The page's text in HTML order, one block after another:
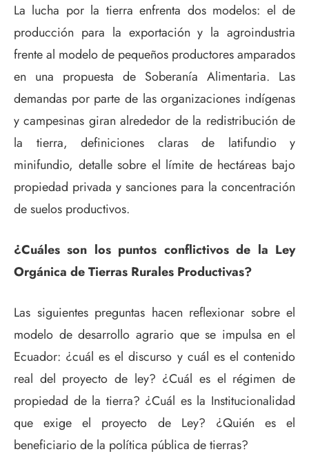
La lucha por la tierra enfrenta dos modelos: el de
producción para la exportación y la agroindustria
frente al modelo de pequeños productores amparados
en una propuesta de Soberanía Alimentaria. Las
demandas por parte de las organizaciones indígenas
y campesinas giran alrededor de la redistribución de
la tierra, definiciones claras de latifundio y
minifundio, detalle sobre el límite de hectáreas bajo
propiedad privada y sanciones para la concentración
de suelos productivos.
¿Cuáles son los puntos conflictivos de la Ley
Orgánica de Tierras Rurales Productivas?
Las siguientes preguntas hacen reflexionar sobre el
modelo de desarrollo agrario que se impulsa en el
Ecuador: ¿cuál es el discurso y cuál es el contenido
real del proyecto de ley? ¿Cuál es el régimen de
propiedad de la tierra? ¿Cuál es la Institucionalidad
que exige el proyecto de Ley? ¿Quién es el
beneficiario de la política pública de tierras?